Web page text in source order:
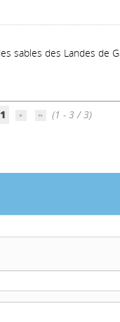
sables des Landes de
1 (1 - 3 / 3)